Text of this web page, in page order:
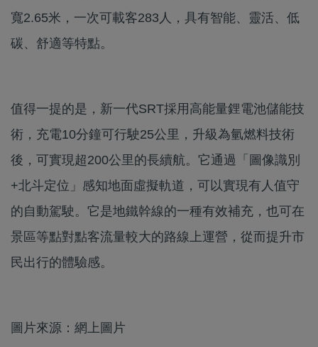
寬2.65米，一次可載客283人，具有智能、靈活、低
碳、舒適等特點。
值得一提的是，新一代SRT採用高能量鋰電池儲能技
術，充電10分鐘可行駛25公里，升級為氫燃料技術
後，可實現超200公里的長續航。它通過「圖像識別
+北斗定位」感知地面虛擬軌道，可以實現有人值守
的自動駕駛。它是地鐵幹線的一種有效補充，也可在
景區等點對點客流量較大的路線上運營，從而提升市
民出行的體驗感。
圖片來源：網上圖片